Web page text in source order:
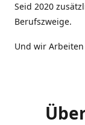
Seid 2020
Berufszweige.
Und wir